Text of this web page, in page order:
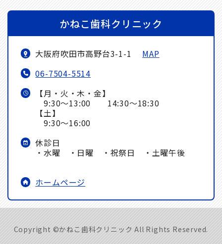
かねこ歯科クリニック
大阪府吹田市高野台3-1-1 MAP
06-7504-5514
【月・火・木・金】
9:30～13:00 14:30～18:30
【土】
9:30～16:00
休診日
・水曜 ・日曜 ・祝祭日 ・土曜午後
ホームページ
Copyright ©かねこ歯科クリニック All Rights Reserved.